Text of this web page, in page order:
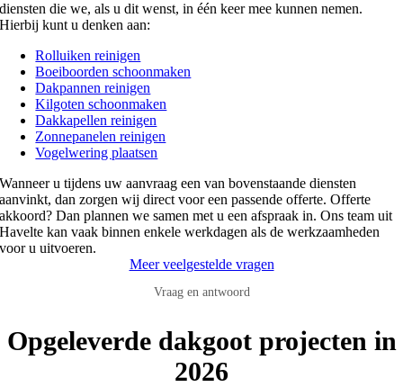
diensten die we, als u dit wenst, in één keer mee kunnen nemen.
Hierbij kunt u denken aan:
Rolluiken reinigen
Boeiboorden schoonmaken
Dakpannen reinigen
Kilgoten schoonmaken
Dakkapellen reinigen
Zonnepanelen reinigen
Vogelwering plaatsen
Wanneer u tijdens uw aanvraag een van bovenstaande diensten
aanvinkt, dan zorgen wij direct voor een passende offerte. Offerte
akkoord? Dan plannen we samen met u een afspraak in. Ons team uit
Havelte kan vaak binnen enkele werkdagen als de werkzaamheden
voor u uitvoeren.
Meer veelgestelde vragen
Vraag en antwoord
Opgeleverde dakgoot projecten in
2026